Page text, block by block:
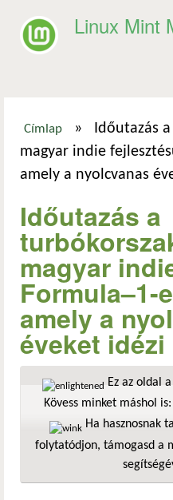
Linux Mint
Jelenlegi
Címlap »
Időutazás
magyar indie
amely a nyolcvanas
Időutazás a
magyar
Formula–1-
amely a
éveket idézi
Ez az oldal
Kövess minket máshol is:
Ha hasznosnak
folytatódjon, támogasd a